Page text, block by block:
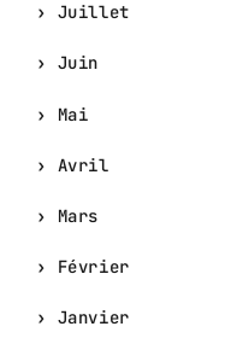
Juillet
Juin
Mai
Avril
Mars
Février
Janvier